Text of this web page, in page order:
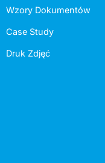
Wzory Dokumentów
Case Study
Druk Zdjęć